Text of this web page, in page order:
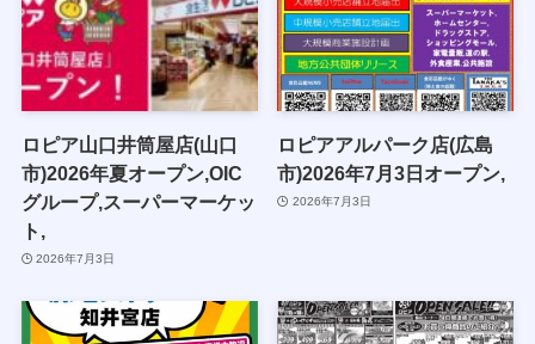
ロピア山口井筒屋店(山口
市)2026年夏オープン,OIC
グループ,スーパーマーケッ
ト,
2026年7月3日
ロピアアルパーク店(広島
市)2026年7月3日オープン,
2026年7月3日